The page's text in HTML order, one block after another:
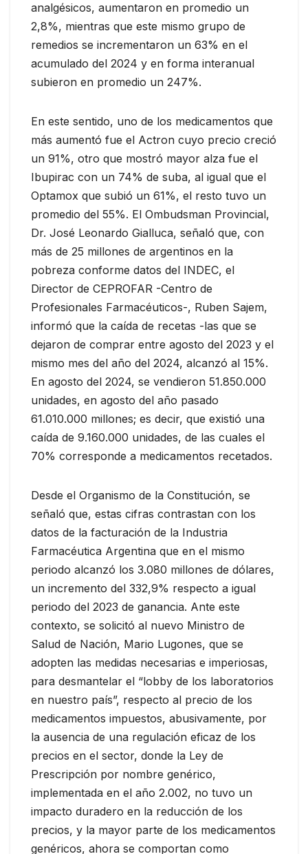
analgésicos, aumentaron en promedio un
2,8%, mientras que este mismo grupo de
remedios se incrementaron un 63% en el
acumulado del 2024 y en forma interanual
subieron en promedio un 247%.
En este sentido, uno de los medicamentos que
más aumentó fue el Actron cuyo precio creció
un 91%, otro que mostró mayor alza fue el
Ibupirac con un 74% de suba, al igual que el
Optamox que subió un 61%, el resto tuvo un
promedio del 55%. El Ombudsman Provincial,
Dr. José Leonardo Gialluca, señaló que, con
más de 25 millones de argentinos en la
pobreza conforme datos del INDEC, el
Director de CEPROFAR -Centro de
Profesionales Farmacéuticos-, Ruben Sajem,
informó que la caída de recetas -las que se
dejaron de comprar entre agosto del 2023 y el
mismo mes del año del 2024, alcanzó al 15%.
En agosto del 2024, se vendieron 51.850.000
unidades, en agosto del año pasado
61.010.000 millones; es decir, que existió una
caída de 9.160.000 unidades, de las cuales el
70% corresponde a medicamentos recetados.
Desde el Organismo de la Constitución, se
señaló que, estas cifras contrastan con los
datos de la facturación de la Industria
Farmacéutica Argentina que en el mismo
periodo alcanzó los 3.080 millones de dólares,
un incremento del 332,9% respecto a igual
periodo del 2023 de ganancia. Ante este
contexto, se solicitó al nuevo Ministro de
Salud de Nación, Mario Lugones, que se
adopten las medidas necesarias e imperiosas,
para desmantelar el “lobby de los laboratorios
en nuestro país”, respecto al precio de los
medicamentos impuestos, abusivamente, por
la ausencia de una regulación eficaz de los
precios en el sector, donde la Ley de
Prescripción por nombre genérico,
implementada en el año 2.002, no tuvo un
impacto duradero en la reducción de los
precios, y la mayor parte de los medicamentos
genéricos, ahora se comportan como